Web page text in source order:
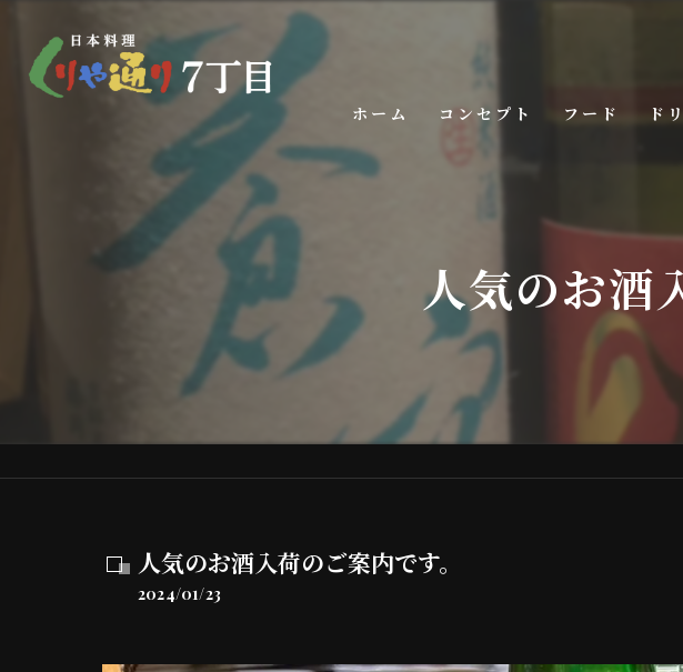
ホーム コンセプト フード ド
人気のお酒
人気のお酒入荷のご案内です。
2024/01/23